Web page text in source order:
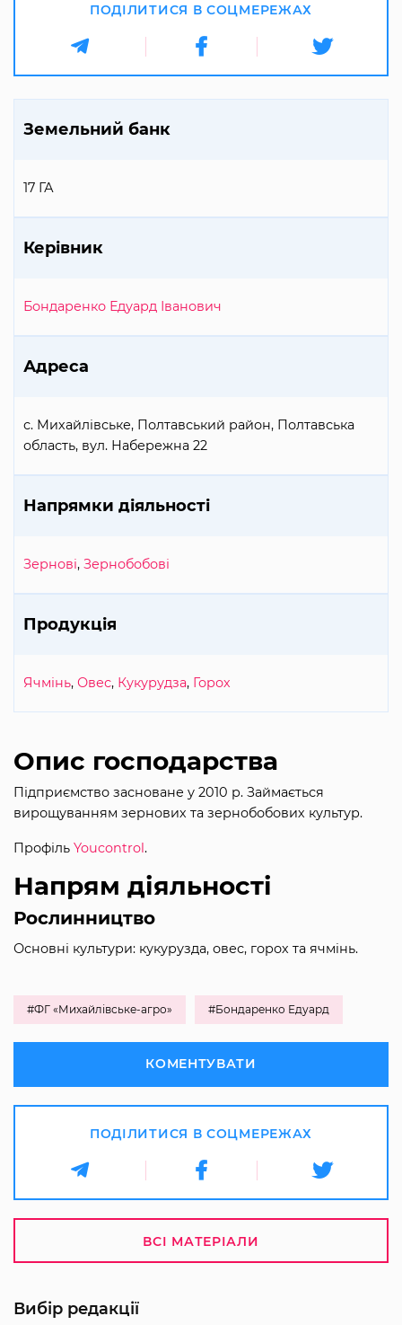
ПОДІЛИТИСЯ В СОЦМЕРЕЖАХ
Земельний банк
17 ГА
Керівник
Бондаренко Едуард Іванович
Адреса
с. Михайлівське, Полтавський район, Полтавська
область, вул. Набережна 22
Напрямки діяльності
Зернові, Зернобобові
Продукція
Ячмінь, Овес, Кукурудза, Горох
Опис господарства
Підприємство засноване у 2010 р. Займається
вирощуванням зернових та зернобобових культур.
Профіль Youcontrol.
Напрям діяльності
Рослинництво
Основні культури: кукурузда, овес, горох та ячмінь.
#ФГ «Михайлівське-агро» #Бондаренко Едуард
КОМЕНТУВАТИ
ПОДІЛИТИСЯ В СОЦМЕРЕЖАХ
ВСІ МАТЕРІАЛИ
Вибір редакції